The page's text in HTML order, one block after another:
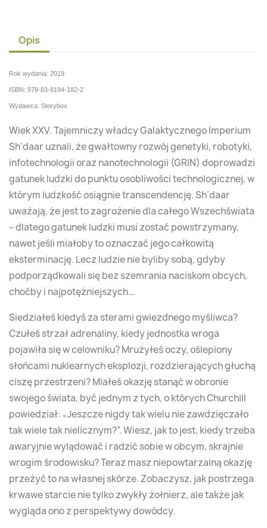
Opis
Rok wydania: 2019
ISBN: 978-83-8194-182-2
Wydawca: Storybox
Wiek XXV. Tajemniczy władcy Galaktycznego Imperium
Sh’daar uznali, że gwałtowny rozwój genetyki, robotyki,
infotechnologii oraz nanotechnologii (GRIN) doprowadzi
gatunek ludzki do punktu osobliwości technologicznej, w
którym ludzkość osiągnie transcendencję. Sh’daar
uważają, że jest to zagrożenie dla całego Wszechświata
– dlatego gatunek ludzki musi zostać powstrzymany,
nawet jeśli miałoby to oznaczać jego całkowitą
eksterminację. Lecz ludzie nie byliby sobą, gdyby
podporządkowali się bez szemrania naciskom obcych,
choćby i najpotężniejszych…
Siedziałeś kiedyś za sterami gwiezdnego myśliwca?
Czułeś strzał adrenaliny, kiedy jednostka wroga
pojawiła się w celowniku? Mrużyłeś oczy, oślepiony
słońcami nuklearnych eksplozji, rozdzierających głuchą
ciszę przestrzeni? Miałeś okazję stanąć w obronie
swojego świata, być jednym z tych, o których Churchill
powiedział: „Jeszcze nigdy tak wielu nie zawdzięczało
tak wiele tak nielicznym?”. Wiesz, jak to jest, kiedy trzeba
awaryjnie wylądować i radzić sobie w obcym, skrajnie
wrogim środowisku? Teraz masz niepowtarzalną okazję
przeżyć to na własnej skórze. Zobaczysz, jak postrzega
krwawe starcie nie tylko zwykły żołnierz, ale także jak
wygląda ono z perspektywy dowódcy.